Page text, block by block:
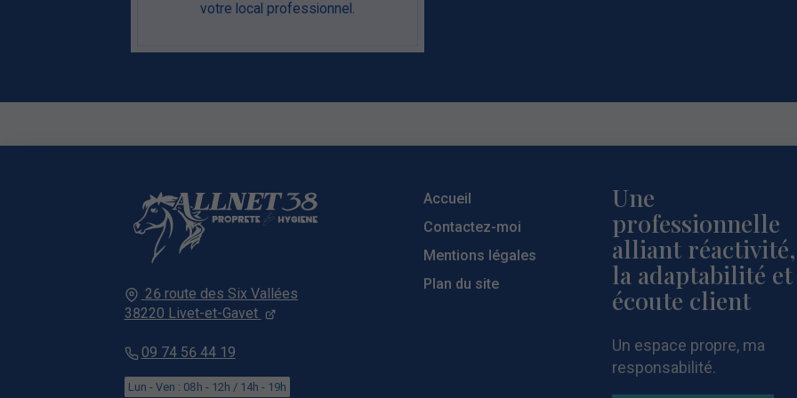
votre local professionnel.
26 route des Six Vallées
38220 Livet-et-Gavet
09 74 56 44 19
Lun - Ven : 08h - 12h / 14h - 19h
Accueil
Contactez-moi
Mentions légales
Plan du site
Une
professionnelle
alliant réactivité,
la adaptabilité et
écoute client
Un espace propre, ma
responsabilité.